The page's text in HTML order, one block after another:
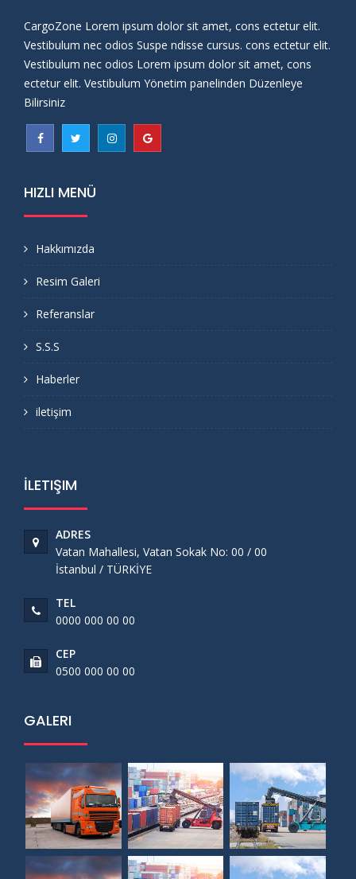
CargoZone Lorem ipsum dolor sit amet, cons ectetur elit.
Vestibulum nec odios Suspe ndisse cursus. cons ectetur elit.
Vestibulum nec odios Lorem ipsum dolor sit amet, cons
ectetur elit. Vestibulum Yönetim panelinden Düzenleye
Bilirsiniz
HIZLI MENÜ
Hakkımızda
Resim Galeri
Referanslar
S.S.S
Haberler
iletişim
İLETIŞIM
ADRES
Vatan Mahallesi, Vatan Sokak No: 00 / 00
İstanbul / TÜRKİYE
TEL
0000 000 00 00
CEP
0500 000 00 00
GALERI